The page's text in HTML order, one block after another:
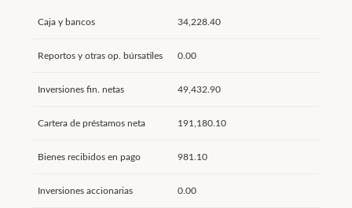
Caja y bancos 34,228.40
Reportos y otras op. búrsatiles 0.00
Inversiones fin. netas 49,432.90
Cartera de préstamos neta 191,180.10
Bienes recibidos en pago 981.10
Inversiones accionarias 0.00